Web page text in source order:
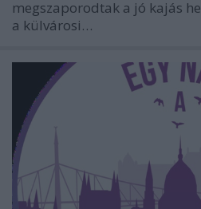
megszaporodtak a jó kajás
a külvárosi…